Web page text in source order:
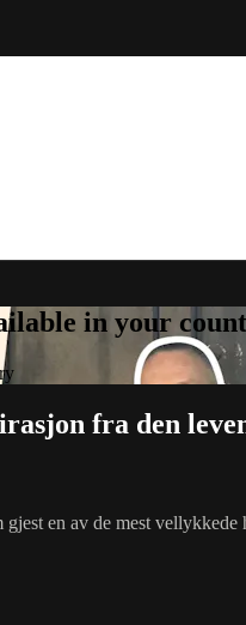
in your
fra den
en av de mest